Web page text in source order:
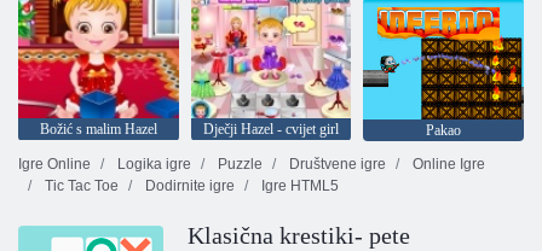
Božić s malim Hazel Dječji Hazel - cvijet girl
Pakao
Igre Online
Logika igre Puzzle Društvene igre
Online Igre
Tic Tac Toe
Dodirnite igre Igre HTML5
Klasična krestiki- pete